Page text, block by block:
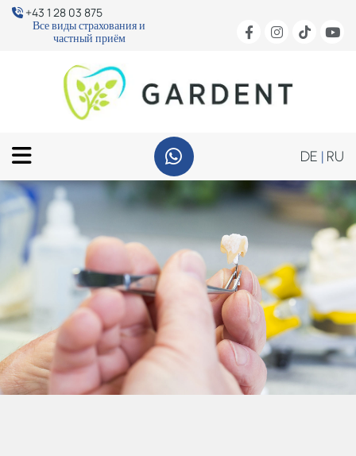
 +43 1 28 03 875
Все виды страхования и
частный приём
DE | RU